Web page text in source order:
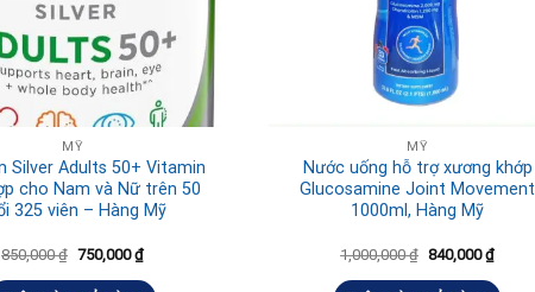
MỸ
Silver Adults 50+ Vitamin
cho Nam và Nữ trên 50
325 viên – Hàng Mỹ
850,000₫ 750,000₫
MỸ
Nước uống hỗ trợ xương khớp
Glucosamine Joint Movement
1000ml, Hàng Mỹ
1,000,000₫ 840,000₫